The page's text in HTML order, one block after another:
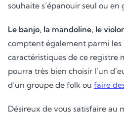
souhaite s’épanouir seul ou en
Le banjo, la mandoline, le
comptent également parmi les
caractéristiques de ce registre
pourra très bien choisir l’un
d’un groupe de folk ou faire
Désireux de vous satisfaire au